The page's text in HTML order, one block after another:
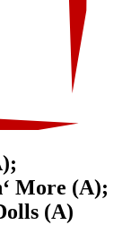
More (A);
(A)